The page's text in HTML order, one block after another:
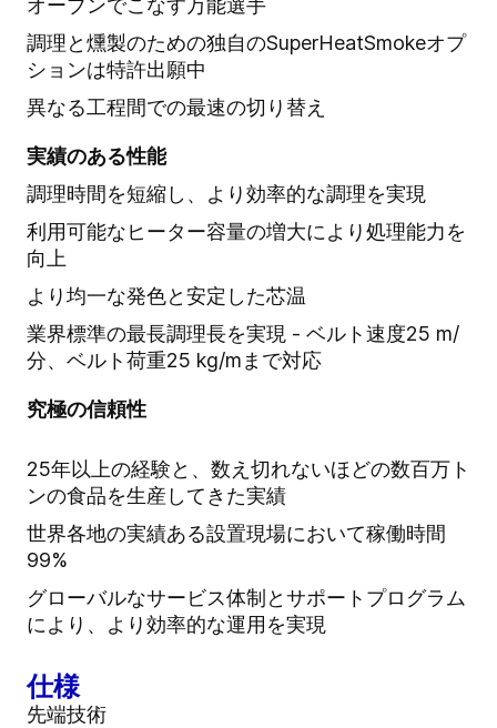
オーブンでこなす万能選手
調理と燻製のための独自のSuperHeatSmokeオプ
ションは特許出願中
異なる工程間での最速の切り替え
実績のある性能
調理時間を短縮し、より効率的な調理を実現
利用可能なヒーター容量の増大により処理能力を
向上
より均一な発色と安定した芯温
業界標準の最長調理長を実現 - ベルト速度25 m/
分、ベルト荷重25 kg/mまで対応
究極の信頼性
25年以上の経験と、数え切れないほどの数百万ト
ンの食品を生産してきた実績
世界各地の実績ある設置現場において稼働時間
99%
グローバルなサービス体制とサポートプログラム
により、より効率的な運用を実現
仕様
先端技術